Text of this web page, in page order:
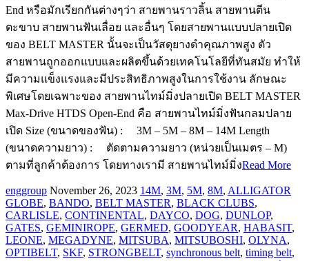
End หรือมักเรียกกันต่างๆว่า สายพานราวลิ้น สายพานตีน
ตะขาบ สายพานฟันเลื่อย และอื่นๆ โดยสายพานแบบปลายเปิด
ของ BELT MASTER นั้นจะเป็นวัสดุยางดำคุณภาพสูง ตัว
สายพานถูกออกแบบและผลิตขึ้นด้วยเทคโนโลยีที่ทันสมัย ทำให้
มีความแข็งแรงและมีประสิทธิภาพสูงในการใช้งาน ลักษณะ
พิเศษโดยเฉพาะของ สายพานไทม์มิ่งปลายเปิด BELT MASTER
Max-Drive HTDS Open-End คือ สายพานไทม์มิ่งฟันกลมปลาย
เปิด Size (ขนาดของฟัน) : 3M – 5M – 8M – 14M Length
(ขนาดความยาว) : ตัดตามความยาว (หน่วยเป็นเมตร – M)
ตามที่ลูกค้าต้องการ โดยทางเรามี สายพานไทม์มิ่งRead More
enggroup November 26, 2023 14M, 3M, 5M, 8M, ALLIGATOR
GLOBE, BANDO, BELT MASTER, BLACK CLUBS,
CARLISLE, CONTINENTAL, DAYCO, DOG, DUNLOP,
GATES, GEMINIROPE, GERMED, GOODYEAR, HABASIT,
LEONE, MEGADYNE, MITSUBA, MITSUBOSHI, OLYNA,
OPTIBELT, SKF, STRONGBELT, synchronous belt, timing belt,